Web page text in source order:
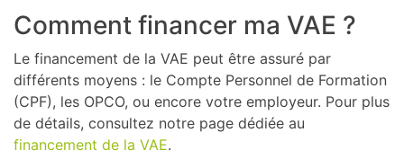
Comment financer ma VAE ?
Le financement de la VAE peut être assuré par
différents moyens : le Compte Personnel de Formation
(CPF), les OPCO, ou encore votre employeur. Pour plus
de détails, consultez notre page dédiée au
financement de la VAE.